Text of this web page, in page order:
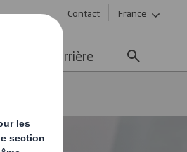
Contact France
Carrière